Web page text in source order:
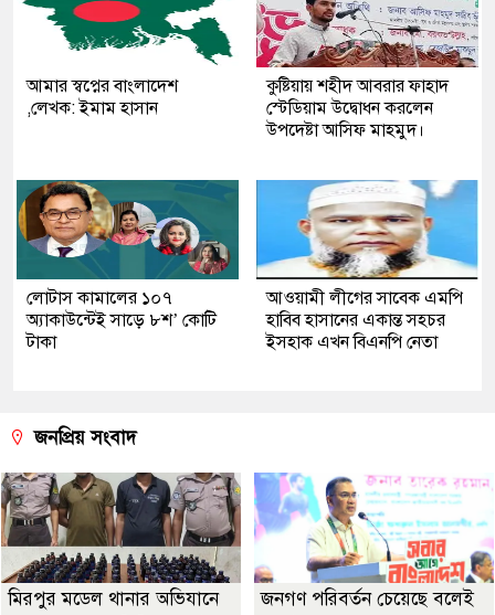
আমার স্বপ্নের বাংলাদেশ
,লেখক: ইমাম হাসান
কুষ্টিয়ায় শহীদ আবরার ফাহাদ
স্টেডিয়াম উদ্বোধন করলেন
উপদেষ্টা আসিফ মাহমুদ।
লোটাস কামালের ১০৭
অ্যাকাউন্টেই সাড়ে ৮শ’ কোটি
টাকা
আওয়ামী লীগের সাবেক এমপি
হাবিব হাসানের একান্ত সহচর
ইসহাক এখন বিএনপি নেতা
জনপ্রিয় সংবাদ
মিরপুর মডেল থানার অভিযানে
জনগণ পরিবর্তন চেয়েছে বলেই